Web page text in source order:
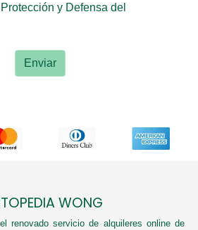
y Defensa del
Enviar
WONG
renovado servicio de alquileres online de